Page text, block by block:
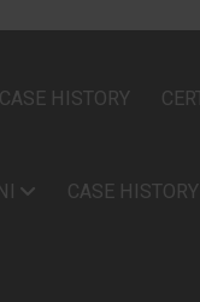
CASE HISTORY
CASE HISTORY